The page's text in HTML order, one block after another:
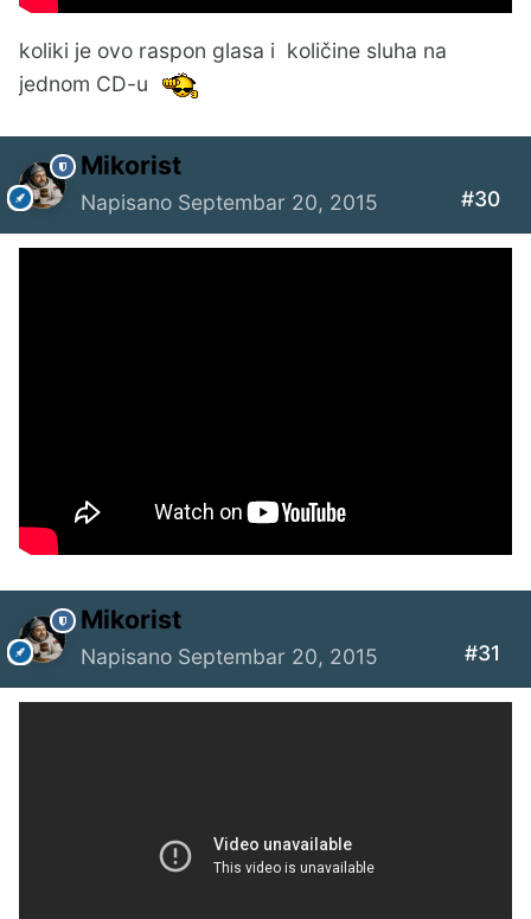
koliki je ovo raspon glasa i količine sluha na
jednom CD-u
Mikorist
Napisano Septembar 20, 2015 #30
Mikorist
Napisano Septembar 20, 2015 #31